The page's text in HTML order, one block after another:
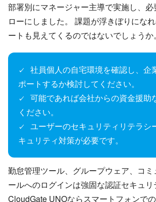
部署別にマネージャー主導で実施し、
ローにしました。 課題が浮きぼりにな
ートも見えてくるのではないでしょうか。
✓
社員個人の自宅環境を確認し、企
ポートするか検討してください。
✓
可能であれば会社からの資金援助
ください。
✓
ユーザーのセキュリティリテラシ
キュリティ対策が必要です。
勤怠管理ツール、グループウェア、コ
ールへのログインは強固な認証セキュリ
CloudGate UNOならスマートフォンでの